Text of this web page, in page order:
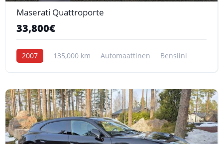
Maserati Quattroporte
33,800€
2007 135,000 km Automaattinen Bensiini